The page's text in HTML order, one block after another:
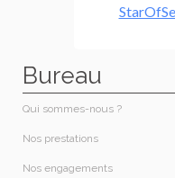
Bureau
Qui sommes-nous ?​
Nos prestations​
Nos engagements